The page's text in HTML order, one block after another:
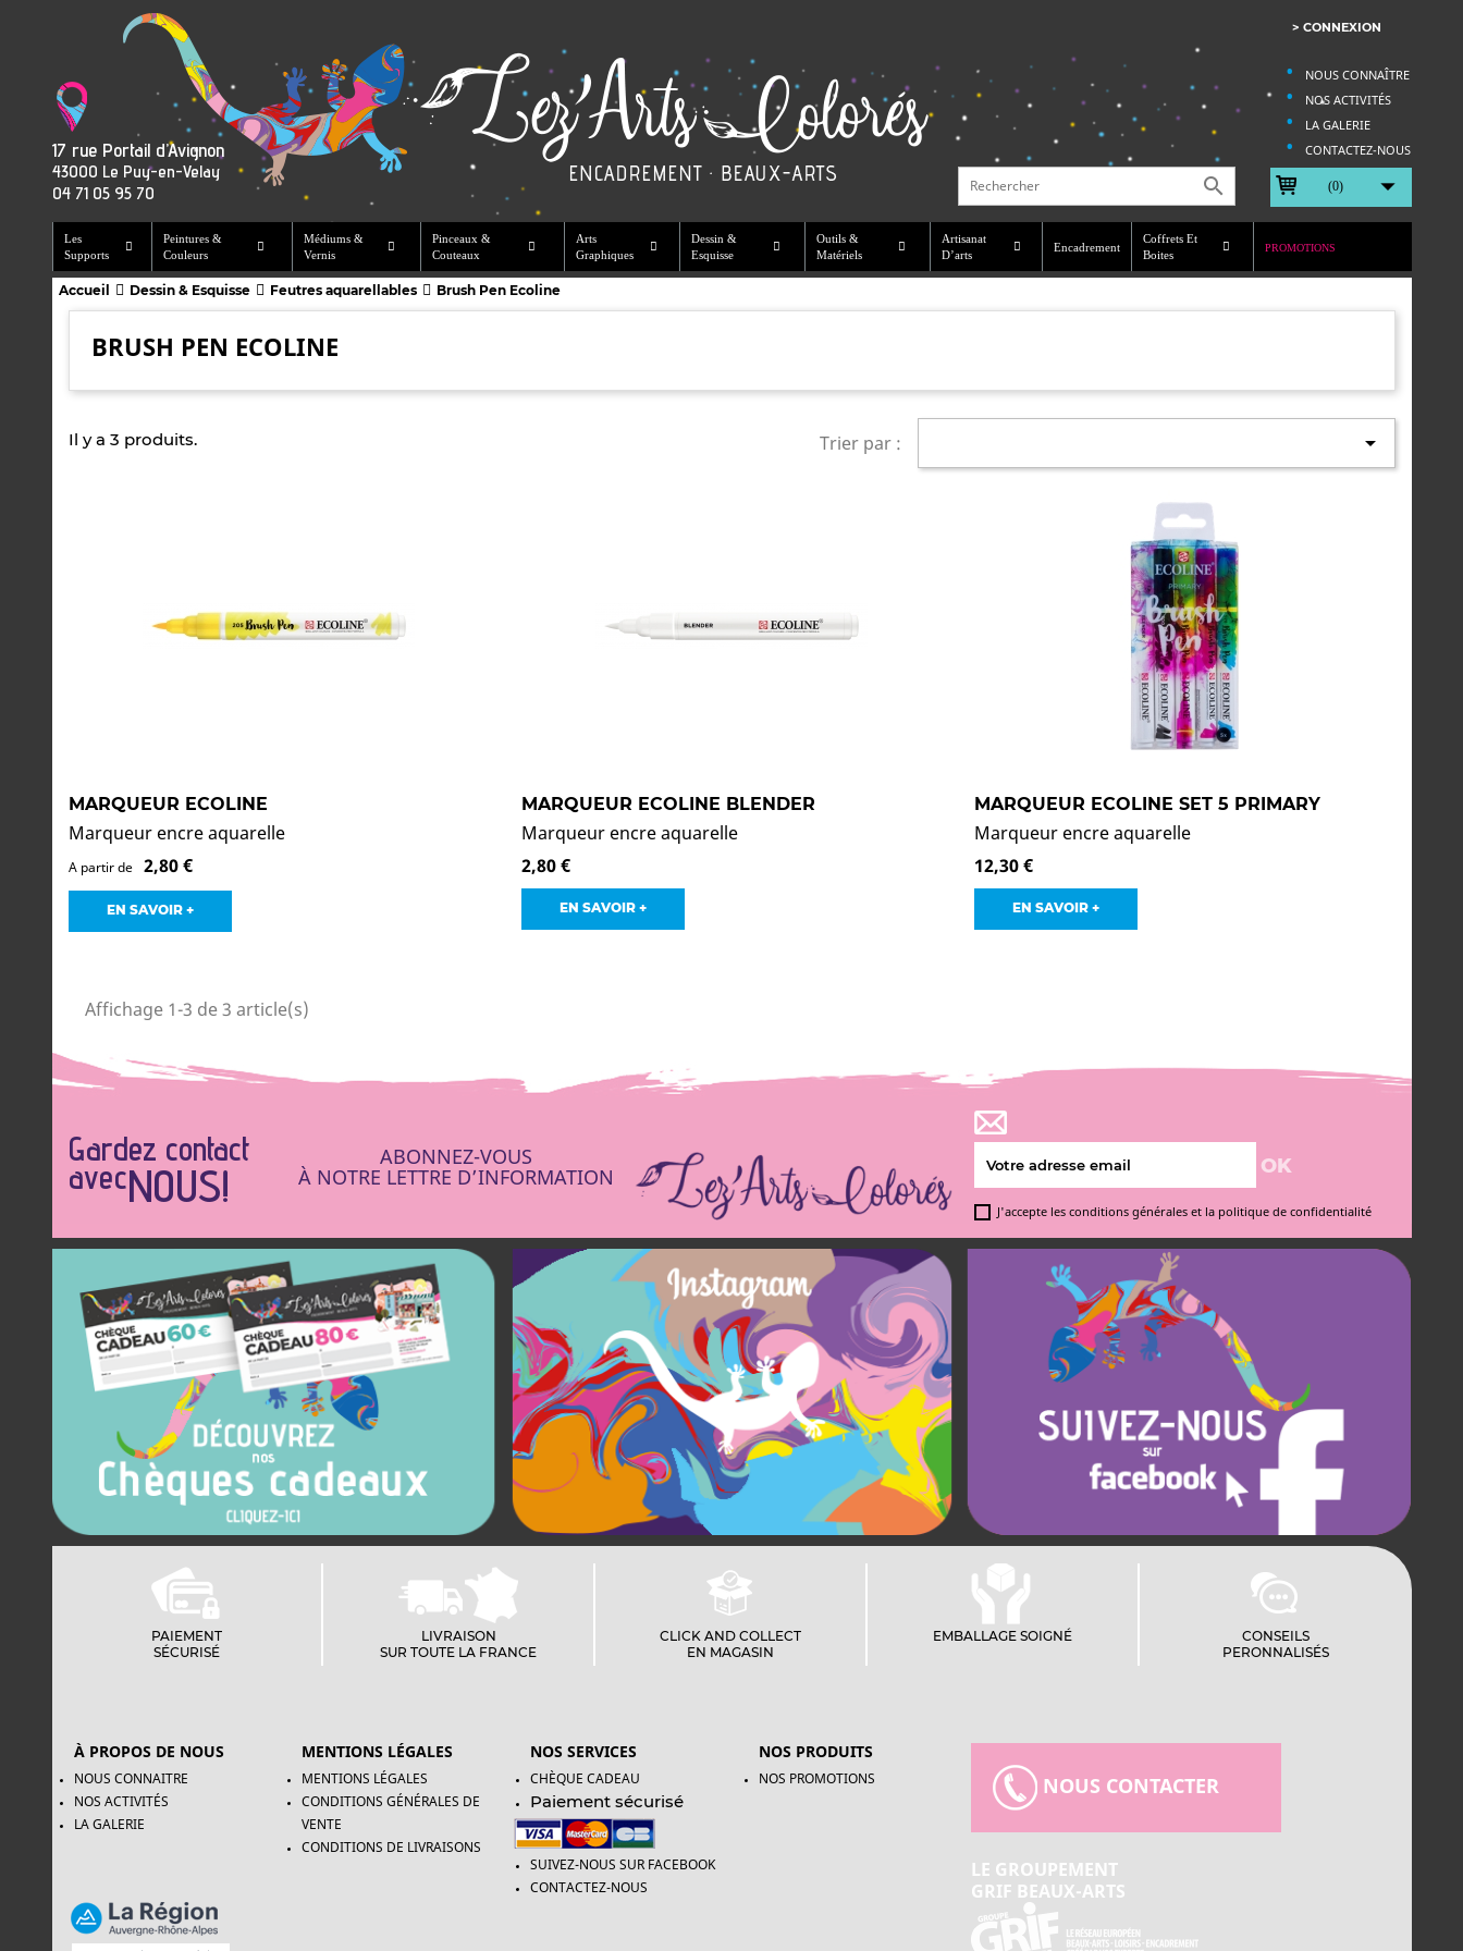
> CONNEXION
17 rue Portail d’Avignon
43000 Le Puy-en-Velay
04 71 05 95 70
NOUS CONNAÎTRE
NOS ACTIVITÉS
LA GALERIE
CONTACTEZ-NOUS
 (0) 
Les
Supports
Peintures &
Couleurs
Médiums &
Vernis
Pinceaux &
Couteaux
Arts
Graphiques
Dessin &
Esquisse
Outils &
Matériels
Artisanat
D’arts
Encadrement
Coffrets Et
Boites
PROMOTIONS
Accueil Dessin & Esquisse Feutres aquarellables Brush Pen Ecoline
BRUSH PEN ECOLINE
Il y a 3 produits. Trier par : 
MARQUEUR ECOLINE
Marqueur encre aquarelle
A partir de 2,80 €
EN SAVOIR +
MARQUEUR ECOLINE BLENDER
Marqueur encre aquarelle
2,80 €
EN SAVOIR +
MARQUEUR ECOLINE SET 5 PRIMARY
Marqueur encre aquarelle
12,30 €
EN SAVOIR +
Affichage 1-3 de 3 article(s)
Gardez contact
avecNOUS!
ABONNEZ-VOUS
À NOTRE LETTRE D’INFORMATION
J'accepte les conditions générales et la politique de confidentialité
PAIEMENT
SÉCURISÉ
LIVRAISON
SUR TOUTE LA FRANCE
CLICK AND COLLECT
EN MAGASIN
EMBALLAGE SOIGNÉ
CONSEILS
PERONNALISÉS
À PROPOS DE NOUS
NOUS CONNAITRE
NOS ACTIVITÉS
LA GALERIE
MENTIONS LÉGALES
MENTIONS LÉGALES
CONDITIONS GÉNÉRALES DE
VENTE
CONDITIONS DE LIVRAISONS
NOS SERVICES
CHÈQUE CADEAU
Paiement sécurisé
SUIVEZ-NOUS SUR FACEBOOK
CONTACTEZ-NOUS
NOS PRODUITS
NOS PROMOTIONS NOUS CONTACTER
LE GROUPEMENT
GRIF BEAUX-ARTS